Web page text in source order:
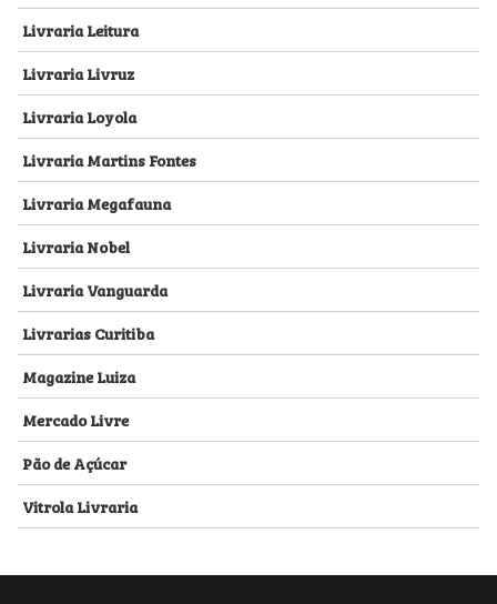
Livraria Leitura
Livraria Livruz
Livraria Loyola
Livraria Martins Fontes
Livraria Megafauna
Livraria Nobel
Livraria Vanguarda
Livrarias Curitiba
Magazine Luiza
Mercado Livre
Pão de Açúcar
Vitrola Livraria